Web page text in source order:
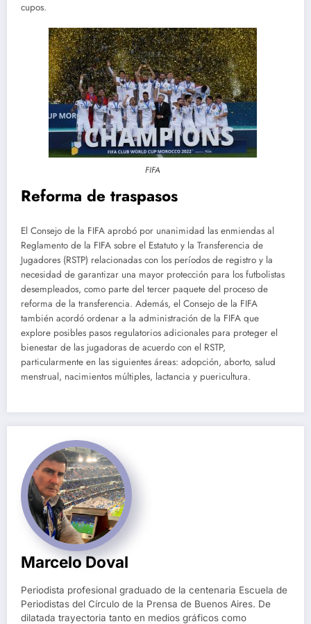
cupos.
FIFA
Reforma de traspasos
El Consejo de la FIFA aprobó por unanimidad las enmiendas al
Reglamento de la FIFA sobre el Estatuto y la Transferencia de
Jugadores (RSTP) relacionadas con los períodos de registro y la
necesidad de garantizar una mayor protección para los futbolistas
desempleados, como parte del tercer paquete del proceso de
reforma de la transferencia. Además, el Consejo de la FIFA
también acordó ordenar a la administración de la FIFA que
explore posibles pasos regulatorios adicionales para proteger el
bienestar de las jugadoras de acuerdo con el RSTP,
particularmente en las siguientes áreas: adopción, aborto, salud
menstrual, nacimientos múltiples, lactancia y puericultura.
Marcelo Doval
Periodista profesional graduado de la centenaria Escuela de
Periodistas del Círculo de la Prensa de Buenos Aires. De
dilatada trayectoria tanto en medios gráficos como